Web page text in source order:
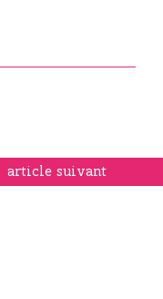
article suivant